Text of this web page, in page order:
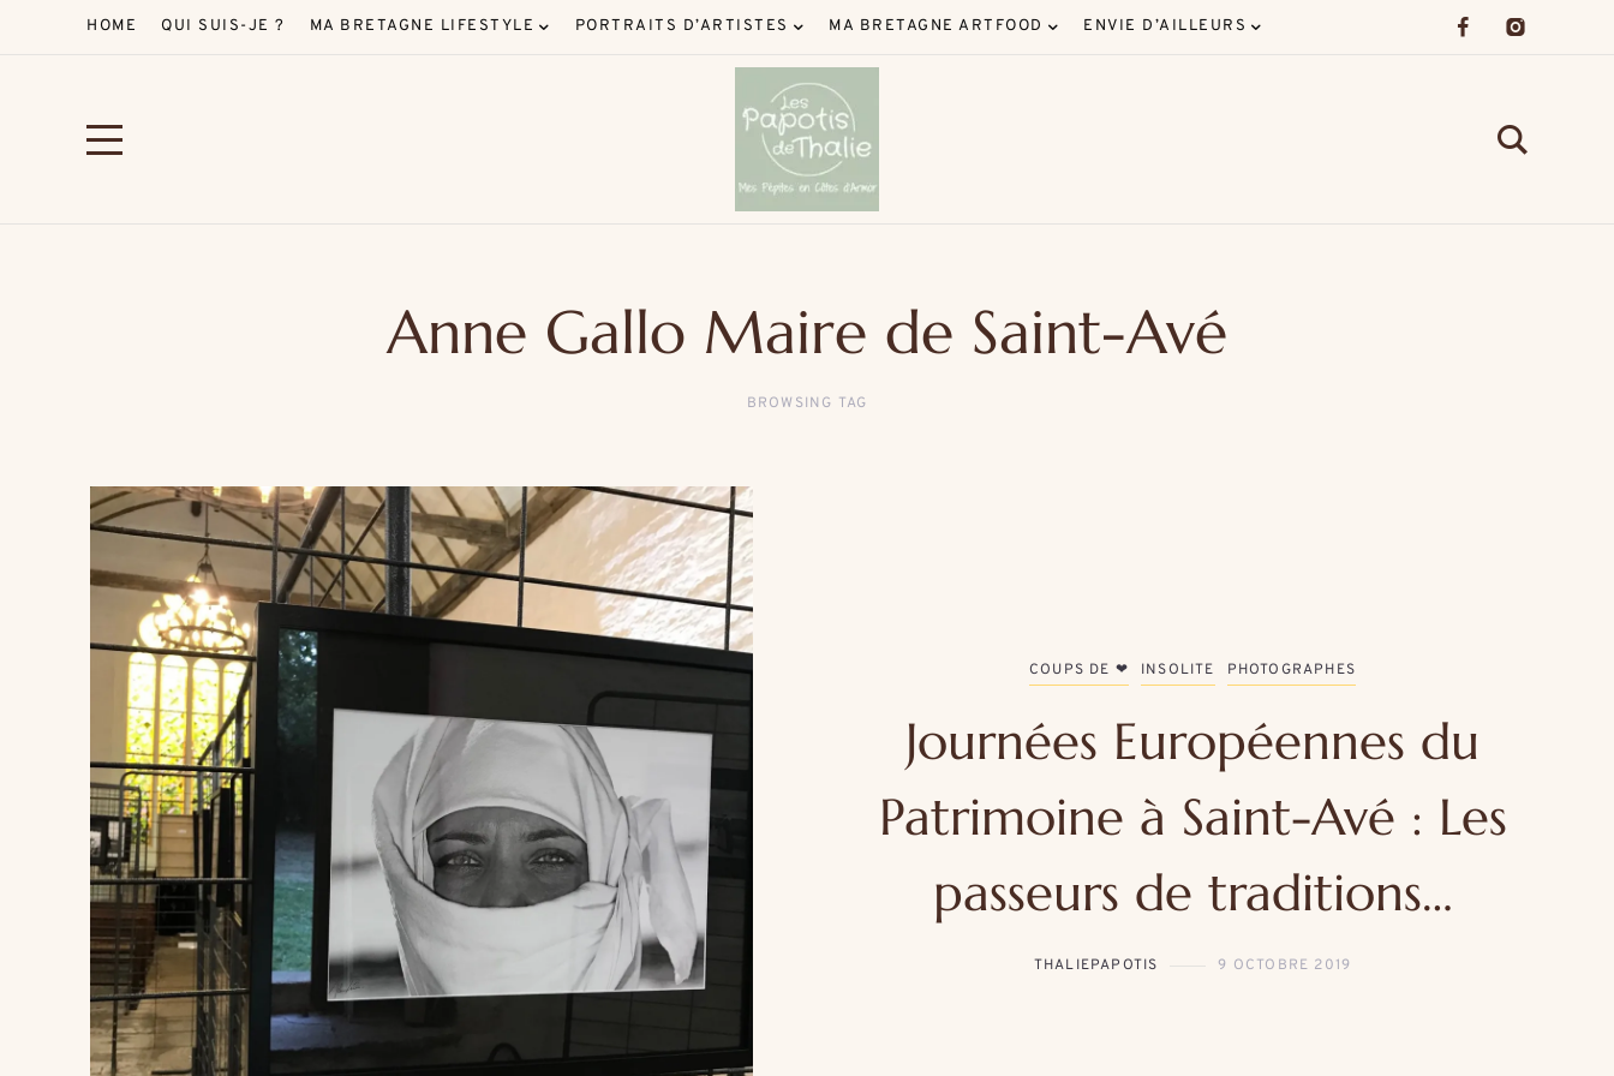
HOME QUI SUIS-JE ? MA BRETAGNE LIFESTYLE PORTRAITS D’ARTISTES MA BRETAGNE ARTFOOD ENVIE D’AILLEURS
Anne Gallo Maire de Saint-Avé
BROWSING TAG
COUPS DE ❤ INSOLITE PHOTOGRAPHES
Journées Européennes du
Patrimoine à Saint-Avé : Les
passeurs de traditions…
THALIEPAPOTIS 9 OCTOBRE 2019